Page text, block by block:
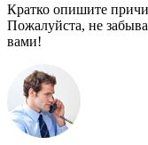
Кратко опишите
Пожалуйста, не
вами!